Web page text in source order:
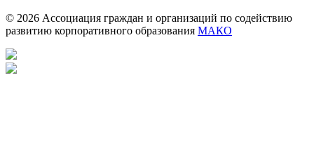
© 2026 Ассоциация граждан и организаций по содействию
развитию корпоративного образования МАКО